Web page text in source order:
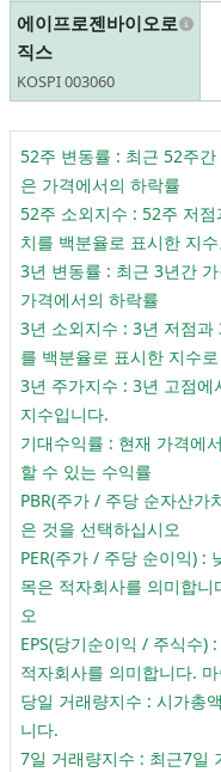
에이프로젠바이오로
직스
KOSPI 003060
52주 변동률 : 최근 52주
은 가격에서의 하락률
52주 소외지수 : 52주 저
치를 백분율로 표시한 지
3년 변동률 : 최근 3년간
가격에서의 하락률
3년 소외지수 : 3년 저점과
를 백분율로 표시한 지수
3년 주가지수 : 3년 고점
지수입니다.
기대수익률 : 현재 가격에
할 수 있는 수익률
PBR(주가 / 주당 순자산가
은 것을 선택하십시오
PER(주가 / 주당 순이익) :
목은 적자회사를 의미합
오
EPS(당기순이익 / 주식수)
적자회사를 의미합니다.
당일 거래량지수 : 시가총
니다.
7일 거래량지수 : 최근7일